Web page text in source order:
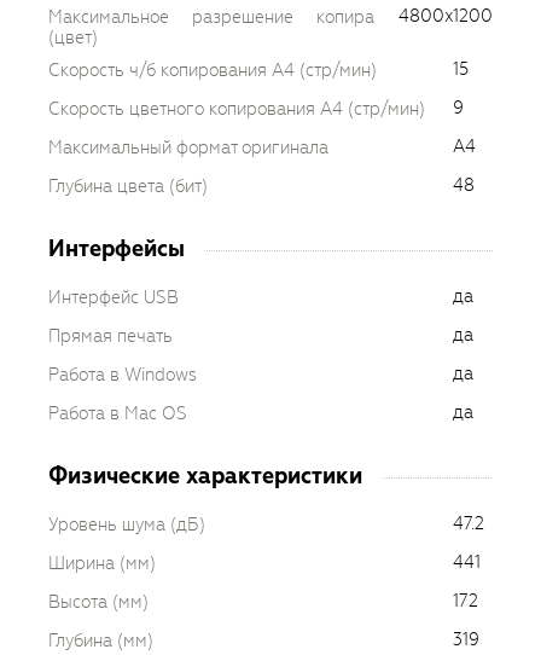
Максимальное разрешение копира
(цвет)
4800x1200
Скорость ч/б копирования A4 (стр/мин)
15
Скорость цветного копирования A4 (стр/мин)
9
Максимальный формат оригинала
A4
Глубина цвета (бит)
48
Интерфейсы
Интерфейс USB
да
Прямая печать
да
Работа в Windows
да
Работа в Mac OS
да
Физические характеристики
Уровень шума (дБ)
47.2
Ширина (мм)
441
Высота (мм)
172
Глубина (мм)
319